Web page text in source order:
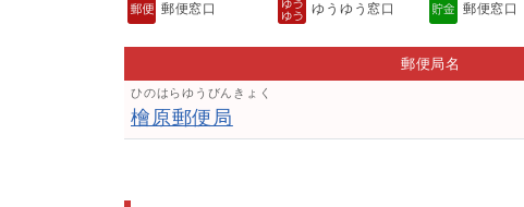
郵便窓口 ゆうゆう窓口 郵便窓口
郵便局名
ひのはらゆうびんきょく
檜原郵便局